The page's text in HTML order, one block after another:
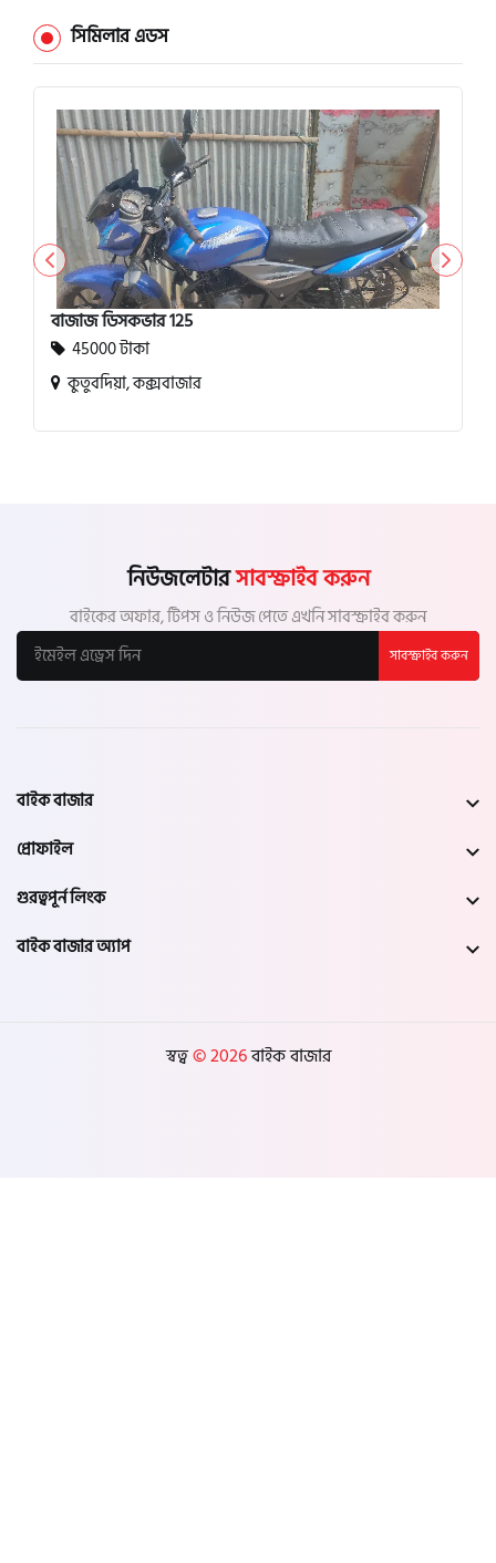
সিমিলার এডস
বাজাজ ডিসকভার 125
45000 টাকা
কুতুবদিয়া, কক্সবাজার
নিউজলেটারসাবস্ক্রাইব করুন
বাইকের অফার, টিপস ও নিউজ পেতে এখনি সাবস্ক্রাইব করুন
সাবস্ক্রাইব করুন
বাইক বাজার
প্রোফাইল
গুরত্বপূর্ন লিংক
বাইক বাজার অ্যাপ
স্বত্ব© 2026বাইক বাজার